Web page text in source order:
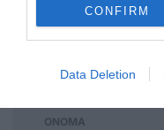
CONFIRM
Data Deletion
Πρόσθεσε
ΟΝΟΜΑ